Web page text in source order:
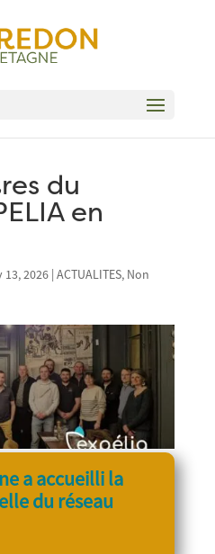
du
en
13, 2026| ACTUALITES, Non
a accueilli la
du réseau